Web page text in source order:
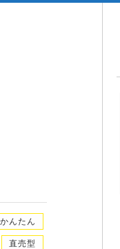
かんたん
直売型